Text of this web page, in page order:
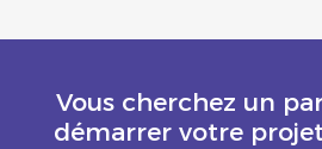
Vous cherchez un
démarrer votre